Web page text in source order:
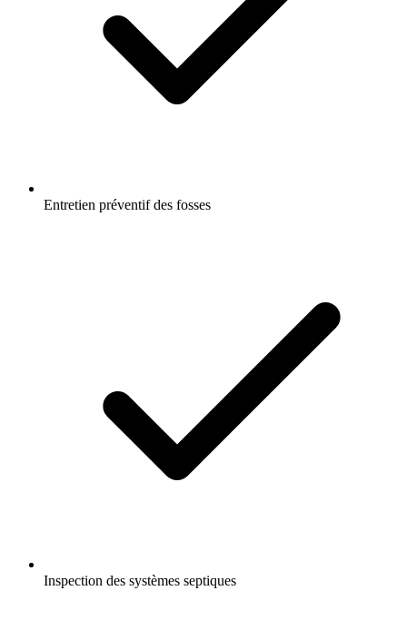
Entretien préventif des fosses
Inspection des systèmes septiques